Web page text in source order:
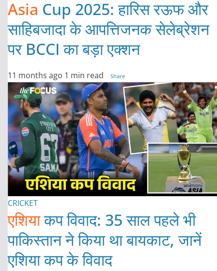
Asia Cup 2025: हारिस रऊफ और
साहिबजादा के आपत्तिजनक सेलेब्रेशन
पर BCCI का बड़ा एक्शन
11 months ago 1 min read Share
CRICKET
एशियाकप विवाद: 35 साल पहले भी
पाकिस्तान ने किया था बायकाट, जानें
एशिया कप के विवाद